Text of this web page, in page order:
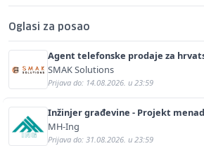
Oglasi za posao
Agent telefonske prodaje za
SMAK Solutions
Prijava do: 14.08.2026. u 23:59
Inžinjer građevine - Projekt
MH-Ing
Prijava do: 31.08.2026. u 23:59